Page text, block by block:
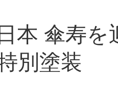
本 傘寿
別塗装